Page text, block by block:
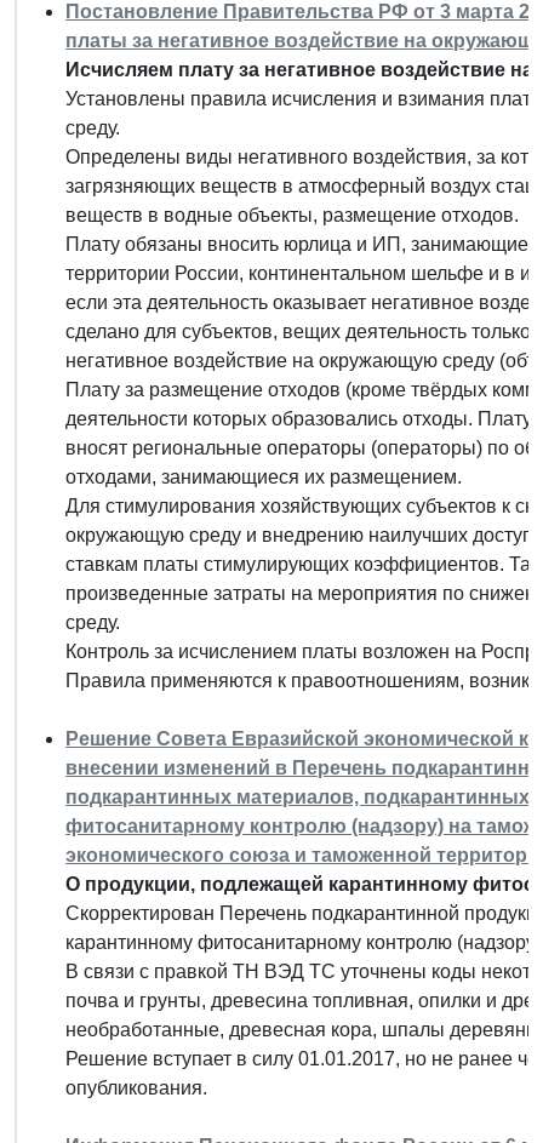
Постановление Правительства РФ от 3 марта
платы за негативное воздействие на
Исчисляем плату за негативное воздействие
Установлены правила исчисления и взимания
среду.
Определены виды негативного воздействия, за
загрязняющих веществ в атмосферный воздух
веществ в водные объекты, размещение отходов.
Плату обязаны вносить юрлица и ИП,
территории России, континентальном шельфе и в
если эта деятельность оказывает негативное
сделано для субъектов, вещих деятельность
негативное воздействие на окружающую среду
Плату за размещение отходов (кроме твёрдых
деятельности которых образовались отходы.
вносят региональные операторы (операторы) по
отходами, занимающиеся их размещением.
Для стимулирования хозяйствующих субъектов к
окружающую среду и внедрению наилучших
ставкам платы стимулирующих коэффициентов.
произведенные затраты на мероприятия по
среду.
Контроль за исчислением платы возложен на
Правила применяются к правоотношениям,
Решение Совета Евразийской экономической
внесении изменений в Перечень
подкарантинных материалов, подкарантинных
фитосанитарному контролю (надзору) на
экономического союза и таможенной
О продукции, подлежащей карантинному
Скорректирован Перечень подкарантинной
карантинному фитосанитарному контролю
В связи с правкой ТН ВЭД ТС уточнены коды
почва и грунты, древесина топливная, опилки и
необработанные, древесная кора, шпалы
Решение вступает в силу 01.01.2017, но не ранее
опубликования.